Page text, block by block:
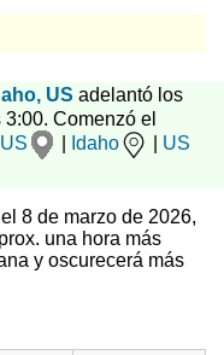
US adelantó los
Comenzó el
Idaho
US
8 de marzo de 2026,
una hora más
y oscurecerá más